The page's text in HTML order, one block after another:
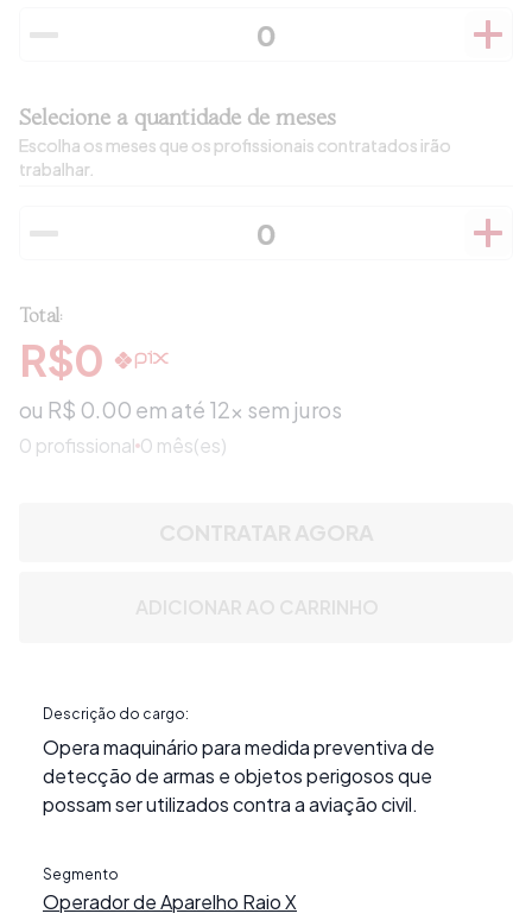
Selecione a quantidade de meses
Escolha os meses que os profissionais contratados irão
trabalhar.
Total:
R$0
ou R$ 0.00 em até 12x sem juros
0 profissional 0 mês(es)
Descrição do cargo:
Opera maquinário para medida preventiva de
detecção de armas e objetos perigosos que
possam ser utilizados contra a aviação civil.
Segmento
Operador de Aparelho Raio X